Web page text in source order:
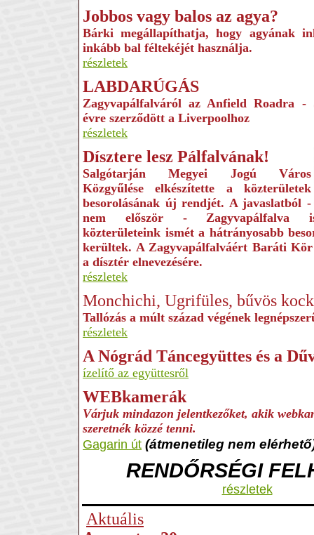
Jobbos vagy balos az agya?
Bárki megállapíthatja, hogy agyának
inkább bal féltekéjét használja.
részletek
LABDARÚGÁS
Zagyvapálfalváról az Anfield Roadra -
évre szerződött a Liverpoolhoz
részletek
Dísztere lesz Pálfalvának!
Salgótarján Megyei Jogú Város
Közgyűlése elkészítette a közterületek
besorolásának új rend­jét. A javaslatból -
nem először - Zagyvapálfalva
közterületeink ismét a hátrányosabb
kerültek. A Zagyvapálfalváért Baráti
a dísztér elnevezésére.
részletek
Monchichi, Ugrifüles, bűvös
Tallózás a múlt század végének
részletek
A Nógrád Táncegyüttes és a
ízelítő az együttesről
WEBkamerák
Várjuk mindazon jelentkezőket, akik
szeretnék közzé tenni.
Gagarin út (átmenetileg nem
RENDŐRSÉGI
részletek
Aktuális